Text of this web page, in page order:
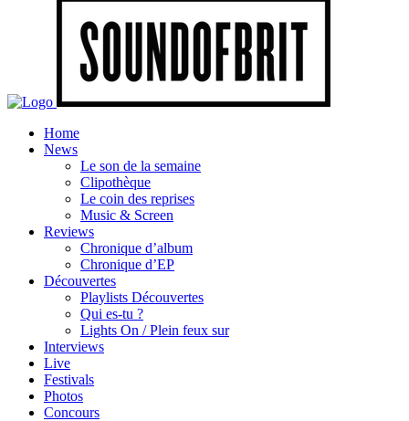
Home
News
Le son de la semaine
Clipothèque
Le coin des reprises
Music & Screen
Reviews
Chronique d’album
Chronique d’EP
Découvertes
Playlists Découvertes
Qui es-tu ?
Lights On / Plein feux sur
Interviews
Live
Festivals
Photos
Concours